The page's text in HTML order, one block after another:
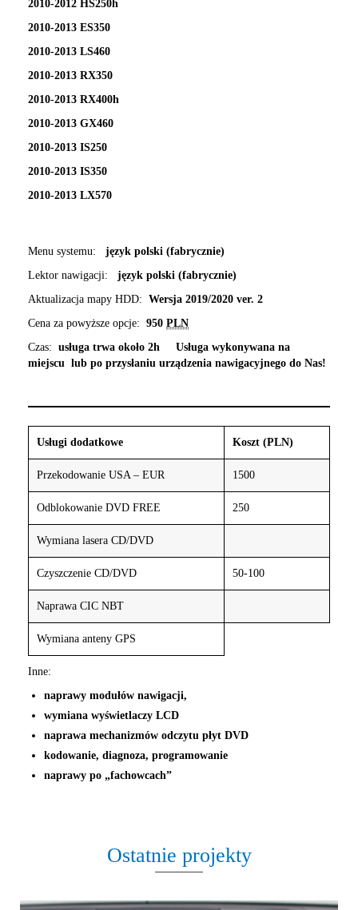
2010-2012 HS250h
2010-2013 ES350
2010-2013 LS460
2010-2013 RX350
2010-2013 RX400h
2010-2013 GX460
2010-2013 IS250
2010-2013 IS350
2010-2013 LX570
Menu systemu:
język polski (fabrycznie)
Lektor nawigacji:
język polski (fabrycznie)
Aktualizacja mapy HDD: Wersja 2019/2020 ver. 2
Cena za powyższe opcje: 950 PLN
Czas: usługa trwa około 2h
Usługa wykonywana na
miejscu lub po przysłaniu urządzenia nawigacyjnego do Nas!
Usługi dodatkowe Koszt (PLN)
Przekodowanie USA – EUR 1500
Odblokowanie DVD FREE 250
Wymiana lasera CD/DVD
Czyszczenie CD/DVD 50-100
Naprawa CIC NBT
Wymiana anteny GPS
Inne:
naprawy modułów nawigacji,
wymiana wyświetlaczy LCD
naprawa mechanizmów odczytu płyt DVD
kodowanie, diagnoza, programowanie
naprawy po „fachowcach”
Ostatnie projekty